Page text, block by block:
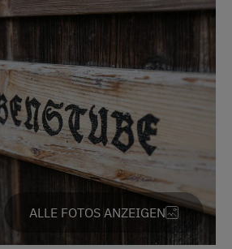
ALLE FOTOS ANZEIGEN